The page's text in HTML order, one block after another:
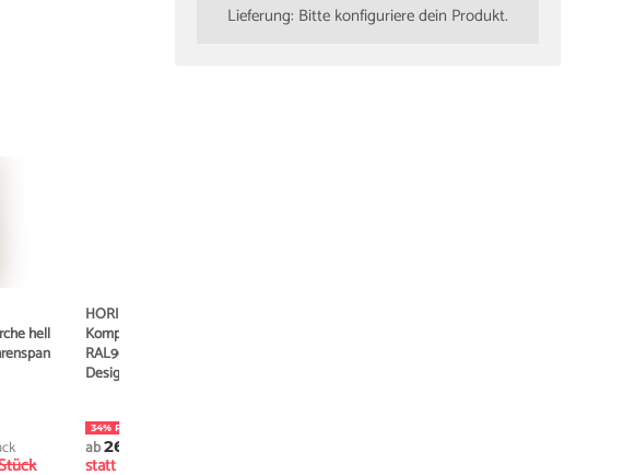
Lieferung: Bitte konfiguriere dein Produkt.
hell
HORI Zimmertür
Komplettset CPL Signalweiß
RAL9003 Röhrenspan
Designkante
34% Rabatt
ab269,90 €
statt